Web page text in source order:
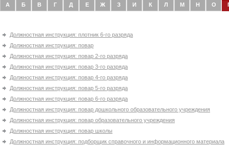
А Б В Г Д Е Ж З И К Л М Н О
Должностная инструкция: плотник 6-го разряда
Должностная инструкция: повар
Должностная инструкция: повар 2-го разряда
Должностная инструкция: повар 3-го разряда
Должностная инструкция: повар 4-го разряда
Должностная инструкция: повар 5-го разряда
Должностная инструкция: повар 6-го разряда
Должностная инструкция: повар дошкольного образовательного учреждения
Должностная инструкция: повар образовательного учреждения
Должностная инструкция: повар школы
Должностная инструкция: подборщик справочного и информационного материала